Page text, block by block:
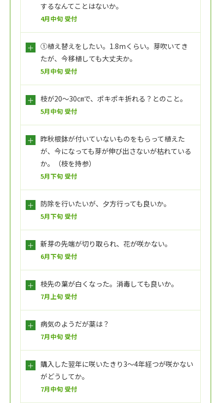
するなんてことはないか。
4月中旬 受付
①植え替えをしたい。1.8mくらい。芽吹いてき
たが、今移植しても大丈夫か。
5月中旬 受付
枝が20～30㎝で、ポキポキ折れる？とのこと。
5月中旬 受付
昨秋根鉢が付いていないものをもらって植えた
が、今になっても芽が伸び出さないが枯れている
か。（枝を持参）
5月下旬 受付
防除を行いたいが、夕方行っても良いか。
5月下旬 受付
新芽の先端が切り取られ、花が咲かない。
6月下旬 受付
枝先の葉が白くなった。消毒しても良いか。
7月上旬 受付
病気のようだが薬は？
7月中旬 受付
購入した翌年に咲いたきり3～4年経つが咲かない
がどうしてか。
7月中旬 受付